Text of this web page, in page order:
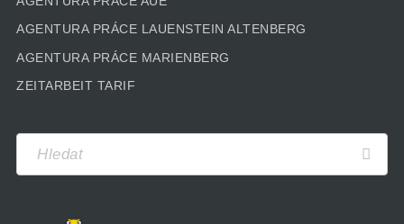
AGENTURA PRÁCE LAUENSTEIN ALTENBERG
AGENTURA PRÁCE MARIENBERG
ZEITARBEIT TARIF